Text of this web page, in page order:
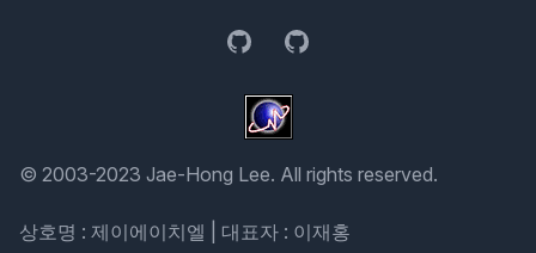
GitHub GitHub
© 2003-2023 Jae-Hong Lee. All rights reserved.
상호명 : 제이에이치엘 | 대표자 : 이재홍